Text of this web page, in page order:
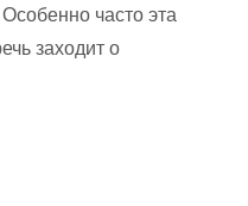
часто эта
заходит о